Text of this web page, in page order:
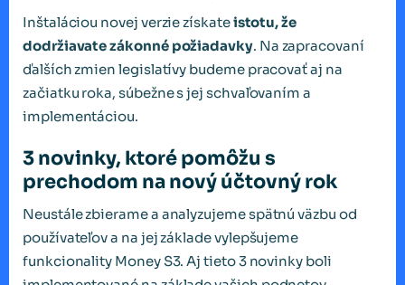
Inštaláciou novej verzie získateistotu, že
dodržiavate zákonné požiadavky. Na zapracovaní
ďalších zmien legislatívy budeme pracovať aj na
začiatku roka, súbežne s jej schvaľovaním a
implementáciou.
3 novinky, ktoré pomôžu s
prechodom na nový účtovný rok
Neustále zbierame a analyzujeme spätnú väzbu od
používateľov a na jej základe vylepšujeme
funkcionality Money S3. Aj tieto 3 novinky boli